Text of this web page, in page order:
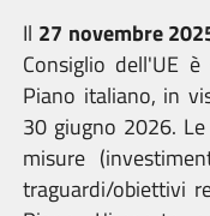
Il 27 novembre
Consiglio dell'UE
Piano italiano, in
30 giugno 2026.
misure
traguardi/obiettivi